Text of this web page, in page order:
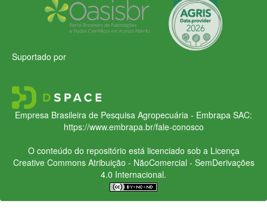
Suportado por
Empresa Brasileira de Pesquisa Agropecuária - Embrapa SAC:
https://www.embrapa.br/fale-conosco
O conteúdo do repositório está licenciado sob a Licença
Creative CommonsAtribuição - NãoComercial - SemDerivações
4.0 Internacional.